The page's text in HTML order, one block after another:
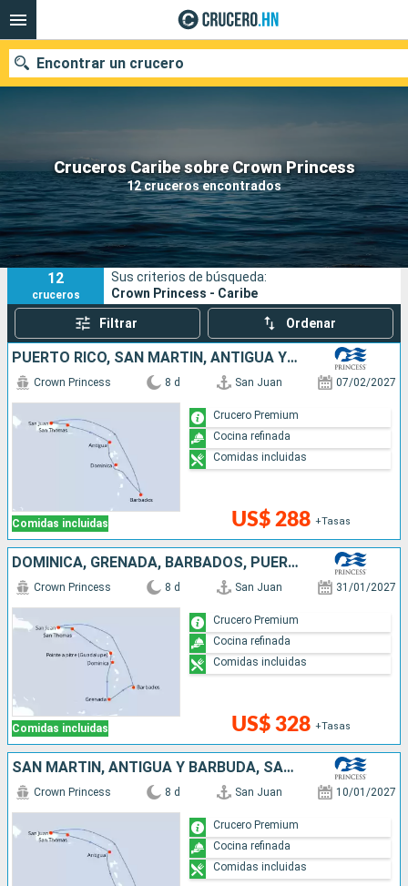
Cruceros Caribe sobre Crown Princess
12 cruceros encontrados
Encontrar un crucero
Nuestros destinos
Fecha de salida
Puertos Compañías
Buscar
12
cruceros
Sus criterios de búsqueda:
Crown Princess - Caribe
Filtrar Ordenar
PUERTO RICO, SAN MARTÍN, ANTIGUA Y BARBUDA, DOMINICA, BARBADOS
Comidas incluidas
Crown Princess 8 d San Juan 07/02/2027
US$ 288 +Tasas
Crucero Premium
Cocina refinada
Comidas incluidas
DOMINICA, GRENADA, BARBADOS, PUERTO RICO
Comidas incluidas
Crown Princess 8 d San Juan 31/01/2027
US$ 328 +Tasas
Crucero Premium
Cocina refinada
Comidas incluidas
SAN MARTÍN, ANTIGUA Y BARBUDA, SANTA LUCIA, BARBADOS, PUERTO RICO
Crown Princess 8 d San Juan 10/01/2027
Crucero Premium
Cocina refinada
Comidas incluidas